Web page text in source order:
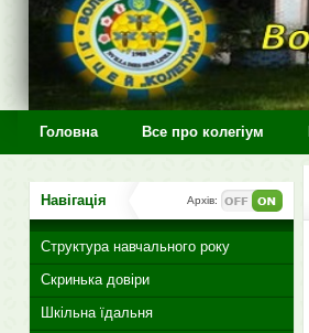
Головна Все про колегіум
Навігація Архів:
Структура навчального року
Скринька довіри
Шкільна їдальня